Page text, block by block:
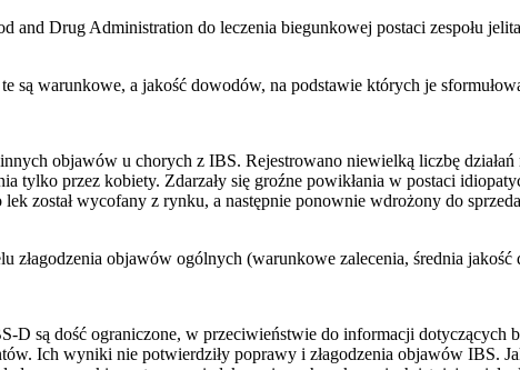
and Drug Administration do leczenia biegunkowej postaci zespołu
warunkowe, a jakość dowodów, na podstawie których je
objawów u chorych z IBS. Rejestrowano niewielką liczbę
tylko przez kobiety. Zdarzały się groźne powikłania w postaci
został wycofany z rynku, a następnie ponownie wdrożony do
złagodzenia objawów ogólnych (warunkowe zalecenia, średnia jakość
D są dość ograniczone, w przeciwieństwie do informacji dotyczących
Ich wyniki nie potwierdziły poprawy i złagodzenia objawów IBS.